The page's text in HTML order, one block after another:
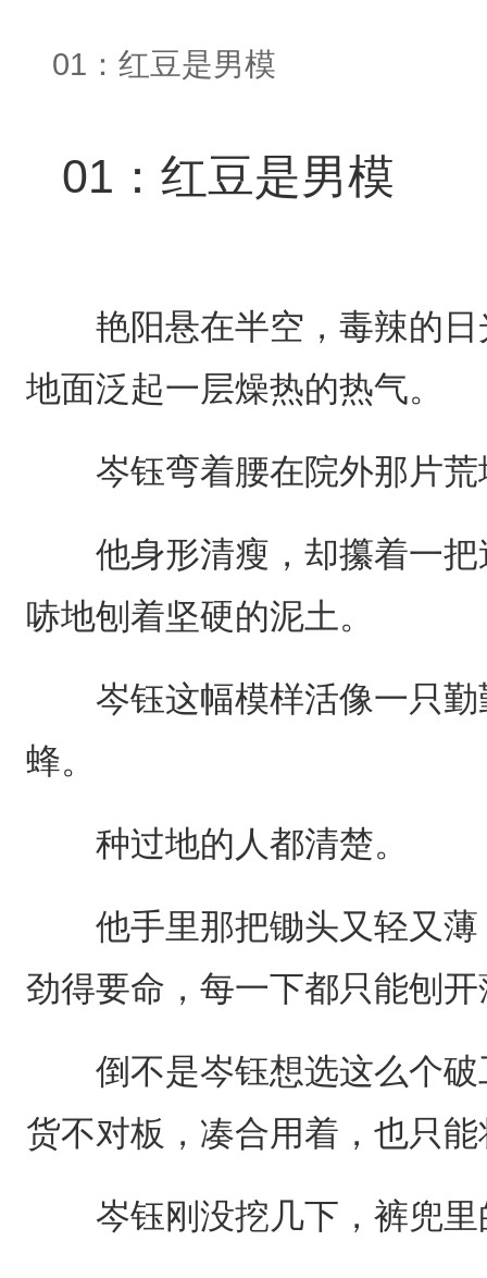
01：红豆是男模
01：红豆是男模
艳阳悬在半空，毒辣的日
地面泛起一层燥热的热气。
岑钰弯着腰在院外那片荒
他身形清瘦，却攥着一把
哧地刨着坚硬的泥土。
岑钰这幅模样活像一只勤
蜂。
种过地的人都清楚。
他手里那把锄头又轻又薄
劲得要命，每一下都只能刨
倒不是岑钰想选这么个破
货不对板，凑合用着，也只
岑钰刚没挖几下，裤兜里